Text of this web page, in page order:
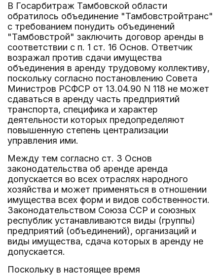
В Госарбитраж Тамбовской области
обратилось объединение "Тамбовстройтранс"
с требованием понудить объединений
"Тамбовстрой" заключить договор аренды в
соответствии с п. 1 ст. 16 Основ. Ответчик
возражал против сдачи имущества
объединения в аренду трудовому коллективу,
поскольку согласно постановлению Совета
Министров РСФСР от 13.04.90 N 118 не может
сдаваться в аренду часть предприятий
транспорта, специфика и характер
деятельности которых предопределяют
повышенную степень централизации
управления ими.
Между тем согласно ст. 3 Основ
законодательства об аренде аренда
допускается во всех отраслях народного
хозяйства и может применяться в отношении
имущества всех форм и видов собственности.
Законодательством Союза ССР и союзных
республик устанавливаются виды (группы)
предприятий (объединений), организаций и
виды имущества, сдача которых в аренду не
допускается.
Поскольку в настоящее время